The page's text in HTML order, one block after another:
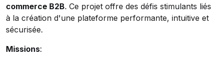
commerce B2B. Ce projet offre des défis stimulants liés
à la création d'une plateforme performante, intuitive et
sécurisée.
Missions: